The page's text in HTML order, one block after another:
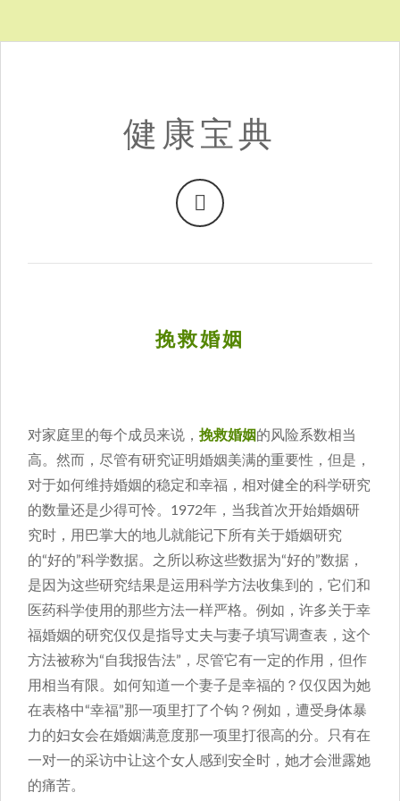
健康宝典
挽救婚姻
对家庭里的每个成员来说， 挽救婚姻的风险系数相当
高。然而，尽管有研究证明婚姻美满的重要性，但是，
对于如何维持婚姻的稳定和幸福，相对健全的科学研究
的数量还是少得可怜。1972年，当我首次开始婚姻研
究时，用巴掌大的地儿就能记下所有关于婚姻研究
的“好的”科学数据。之所以称这些数据为“好的”数据，
是因为这些研究结果是运用科学方法收集到的，它们和
医药科学使用的那些方法一样严格。例如，许多关于幸
福婚姻的研究仅仅是指导丈夫与妻子填写调查表，这个
方法被称为“自我报告法”，尽管它有一定的作用，但作
用相当有限。如何知道一个妻子是幸福的？仅仅因为她
在表格中“幸福”那一项里打了个钩？例如，遭受身体暴
力的妇女会在婚姻满意度那一项里打很高的分。只有在
一对一的采访中让这个女人感到安全时，她才会泄露她
的痛苦。